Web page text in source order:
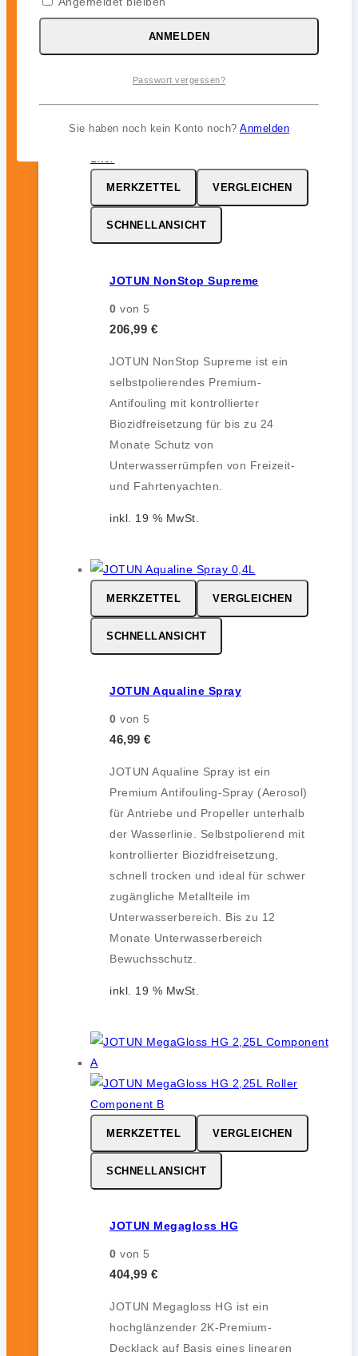
zuverlässigen Bewuchsschutz (bis zu
12 Monate) im Unterwasserbereich.
inkl. 19 % MwSt.
MERKZETTEL VERGLEICHEN
SCHNELLANSICHT
JOTUN NonStop Supreme
0 von 5
206,99 €
JOTUN NonStop Supreme ist ein
selbstpolierendes Premium-
Antifouling mit kontrollierter
Biozidfreisetzung für bis zu 24
Monate Schutz von
Unterwasserrümpfen von Freizeit-
und Fahrtenyachten.
inkl. 19 % MwSt.
MERKZETTEL VERGLEICHEN
SCHNELLANSICHT
JOTUN Aqualine Spray
0 von 5
46,99 €
JOTUN Aqualine Spray ist ein
Premium Antifouling-Spray (Aerosol)
für Antriebe und Propeller unterhalb
der Wasserlinie. Selbstpolierend mit
kontrollierter Biozidfreisetzung,
schnell trocken und ideal für schwer
zugängliche Metallteile im
Unterwasserbereich. Bis zu 12
Monate Unterwasserbereich
Bewuchsschutz.
inkl. 19 % MwSt.
MERKZETTEL VERGLEICHEN
SCHNELLANSICHT
JOTUN Megagloss HG
0 von 5
404,99 €
JOTUN Megagloss HG ist ein
hochglänzender 2K-Premium-
Decklack auf Basis eines linearen
ANMELDEN
Passwort vergessen?
Sie haben noch kein Konto noch? Anmelden